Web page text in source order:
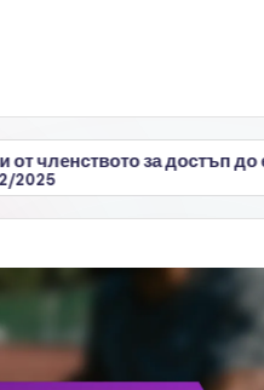
достъп до ексклузивни